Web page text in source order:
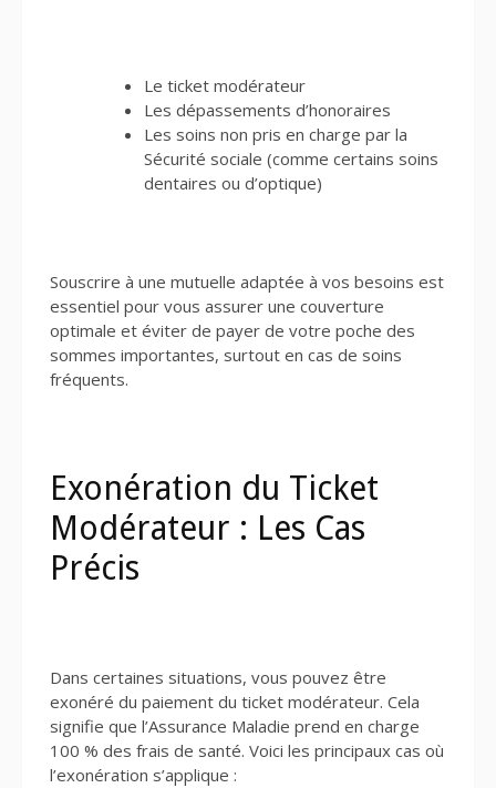
Le ticket modérateur
Les dépassements d’honoraires
Les soins non pris en charge par la
Sécurité sociale (comme certains soins
dentaires ou d’optique)
Souscrire à une mutuelle adaptée à vos besoins est
essentiel pour vous assurer une couverture
optimale et éviter de payer de votre poche des
sommes importantes, surtout en cas de soins
fréquents.
Exonération du Ticket
Modérateur : Les Cas
Précis
Dans certaines situations, vous pouvez être
exonéré du paiement du ticket modérateur. Cela
signifie que l’Assurance Maladie prend en charge
100 % des frais de santé. Voici les principaux cas où
l’exonération s’applique :